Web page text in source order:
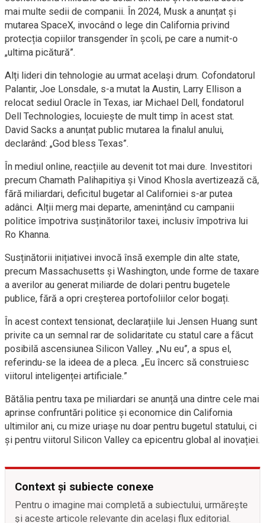
mai multe sedii de companii. În 2024, Musk a anunțat și
mutarea SpaceX, invocând o lege din California privind
protecția copiilor transgender în școli, pe care a numit-o
„ultima picătură”.
Alți lideri din tehnologie au urmat același drum. Cofondatorul
Palantir, Joe Lonsdale, s-a mutat la Austin, Larry Ellison a
relocat sediul Oracle în Texas, iar Michael Dell, fondatorul
Dell Technologies, locuiește de mult timp în acest stat.
David Sacks a anunțat public mutarea la finalul anului,
declarând: „God bless Texas”.
În mediul online, reacțiile au devenit tot mai dure. Investitori
precum Chamath Palihapitiya și Vinod Khosla avertizează că,
fără miliardari, deficitul bugetar al Californiei s-ar putea
adânci. Alții merg mai departe, amenințând cu campanii
politice împotriva susținătorilor taxei, inclusiv împotriva lui
Ro Khanna.
Susținătorii inițiativei invocă însă exemple din alte state,
precum Massachusetts și Washington, unde forme de taxare
a averilor au generat miliarde de dolari pentru bugetele
publice, fără a opri creșterea portofoliilor celor bogați.
În acest context tensionat, declarațiile lui Jensen Huang sunt
privite ca un semnal rar de solidaritate cu statul care a făcut
posibilă ascensiunea Silicon Valley. „Nu eu”, a spus el,
referindu-se la ideea de a pleca. „Eu încerc să construiesc
viitorul inteligenței artificiale.”
Bătălia pentru taxa pe miliardari se anunță una dintre cele mai
aprinse confruntări politice și economice din California
ultimilor ani, cu mize uriașe nu doar pentru bugetul statului, ci
și pentru viitorul Silicon Valley ca epicentru global al inovației.
Context și subiecte conexe
Pentru o imagine mai completă a subiectului, urmărește
și aceste articole relevante din același flux editorial.